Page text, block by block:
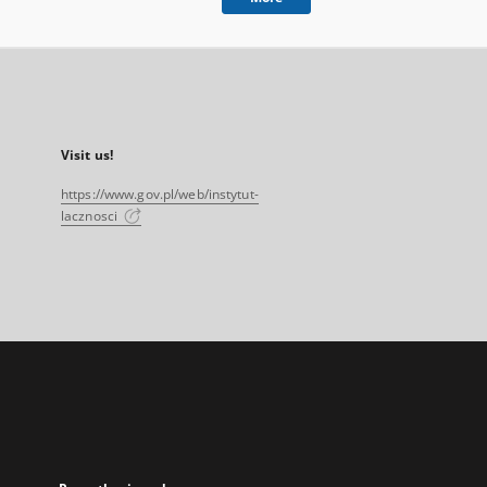
Visit us!
https://www.gov.pl/web/instytut-
lacznosci